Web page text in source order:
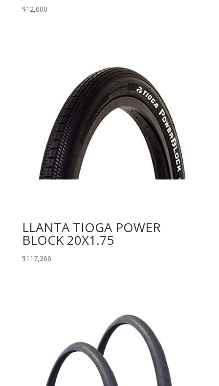
$12,000
LLANTA TIOGA POWER
BLOCK 20X1.75
$117,366